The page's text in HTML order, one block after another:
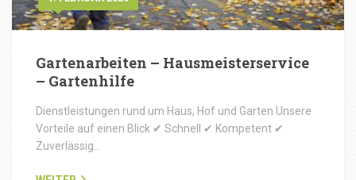
Gartenarbeiten – Hausmeisterservice
– Gartenhilfe
Dienstleistungen rund um Haus, Hof und Garten Unsere
Vorteile auf einen Blick ✔ Schnell ✔ Kompetent ✔
Zuverlässig…